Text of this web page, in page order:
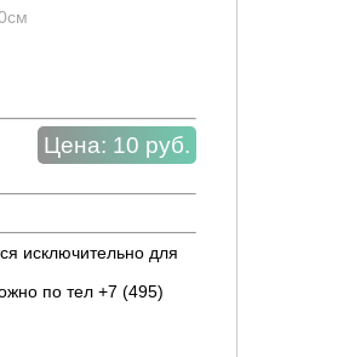
Цена: 10 руб.
исключительно для
по тел +7 (495)